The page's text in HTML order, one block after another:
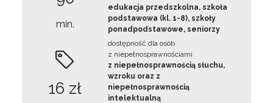
min.
16 zł
edukacja przedszkolna, szkoła
podstawowa (kl. 1-8), szkoły
ponadpodstawowe, seniorzy
dostępność dla osób
z niepełnosprawnościami
z niepełnosprawnością słuchu,
wzroku oraz z
niepełnosprawnością
intelektualną